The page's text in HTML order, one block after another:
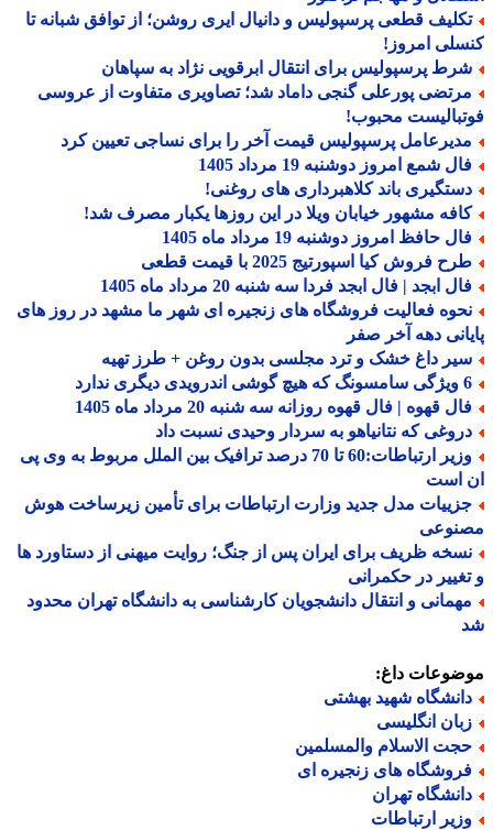
قطعی پرسپولیس و دانیال ایری روشن؛ از توافق شبانه تا
امروز!
پرسپولیس برای انتقال ابرقویی نژاد به سپاهان
پورعلی گنجی داماد شد؛ تصاویری متفاوت از عروسی
محبوب!
پرسپولیس قیمت آخر را برای نساجی تعیین کرد
شمع امروز دوشنبه 19 مرداد 1405
باند کلاهبرداری های روغنی!
مشهور خیابان ویلا در این روزها یکبار مصرف شد!
حافظ امروز دوشنبه 19 مرداد ماه 1405
فروش کیا اسپورتیج 2025 با قیمت قطعی
ابجد | فال ابجد فردا سه شنبه 20 مرداد ماه 1405
فعالیت فروشگاه های زنجیره ای شهر ما مشهد در روز های
دهه آخر صفر
داغ خشک و ترد مجلسی بدون روغن + طرز تهیه
قهوه | فال قهوه روزانه سه شنبه 20 مرداد ماه 1405
که نتانیاهو به سردار وحیدی نسبت داد
وزیر ارتباطات:60 تا 70 درصد ترافیک بین الملل مربوط به وی پی
است
مدل جدید وزارت ارتباطات برای تأمین زیرساخت هوش
ظریف برای ایران پس از جنگ؛ روایت میهنی از دستاورد ها
در حکمرانی
و انتقال دانشجویان کارشناسی به دانشگاه تهران محدود
داغ:
شهید بهشتی
انگلیسی
الاسلام والمسلمین
های زنجیره ای
تهران
ارتباطات